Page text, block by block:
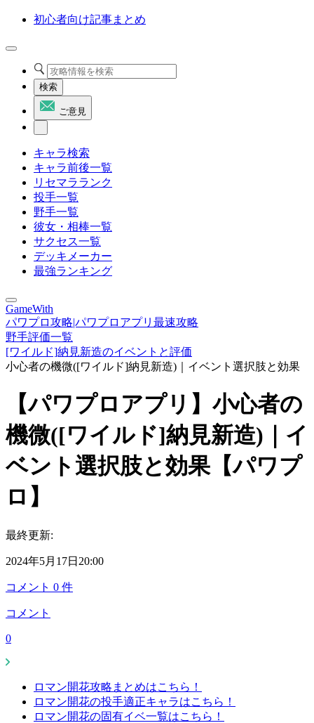
初心者向け記事まとめ
検索
ご意見
キャラ検索
キャラ前後一覧
リセマラランク
投手一覧
野手一覧
彼女・相棒一覧
サクセス一覧
デッキメーカー
最強ランキング
GameWith
パワプロ攻略|パワプロアプリ最速攻略
野手評価一覧
[ワイルド]納見新造のイベントと評価
小心者の機微([ワイルド]納見新造)｜イベント選択肢と効果
【パワプロアプリ】小心者の
機微([ワイルド]納見新造)｜イ
ベント選択肢と効果【パワプ
ロ】
最終更新:
2024年5月17日20:00
コメント 0 件
コメント
0
ロマン開花攻略まとめはこちら！
ロマン開花の投手適正キャラはこちら！
ロマン開花の固有イベ一覧はこちら！